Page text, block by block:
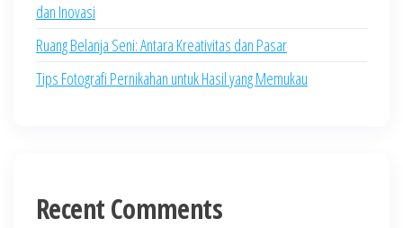
dan Inovasi
Ruang Belanja Seni: Antara Kreativitas dan Pasar
Tips Fotografi Pernikahan untuk Hasil yang Memukau
Recent Comments